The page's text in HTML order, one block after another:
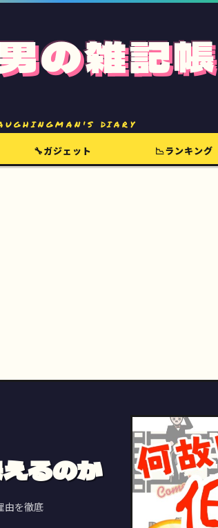
の雑記帳
DIARY
🔧ガジェット 📉ランキング
るのか
由を徹底